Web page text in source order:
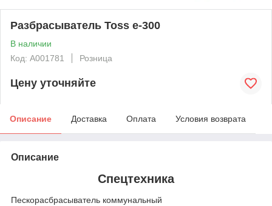
Разбрасыватель Toss e-300
В наличии
Код: А001781
Розница
Цену уточняйте
Описание Доставка Оплата Условия возврата
Описание
Спецтехника
Пескорасбрасыватель коммунальный